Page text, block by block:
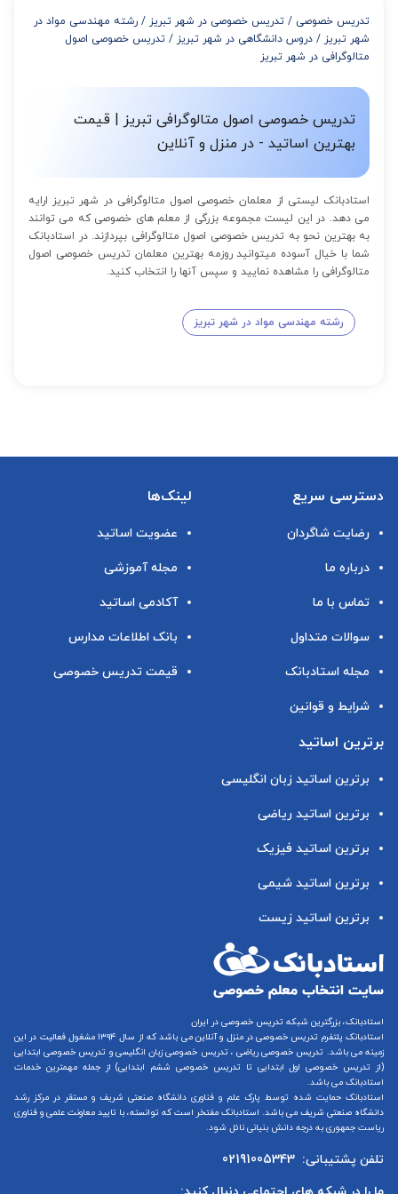
از 12 تا 15 جلسه: 7% تخفیف
از 16 تا 100 جلسه: 9% تخفیف
تدریس خصوصی / تدریس خصوصی در شهر تبریز / رشته مهندسی مواد در
شهر تبریز / دروس دانشگاهی در شهر تبریز / تدریس خصوصی اصول
متالوگرافی در شهر تبریز
تدریس خصوصی اصول متالوگرافی تبریز | قیمت
بهترین اساتید - در منزل و آنلاین
استادبانک لیستی از معلمان خصوصی اصول متالوگرافی در شهر تبریز ارایه
می دهد. در این لیست مجموعه بزرگی از معلم های خصوصی که می توانند
به بهترین نحو به تدریس خصوصی اصول متالوگرافی بپردازند. در استادبانک
شما با خیال آسوده میتوانید روزمه بهترین معلمان تدریس خصوصی اصول
متالوگرافی را مشاهده نمایید و سپس آنها را انتخاب کنید.
رشته مهندسی مواد در شهر تبریز
دسترسی سریع
رضایت شاگردان
درباره ما
تماس با ما
سوالات متداول
مجله استادبانک
شرایط و قوانین
لینک‌ها
عضویت اساتید
مجله آموزشی
آکادمی اساتید
بانک اطلاعات مدارس
قیمت تدریس خصوصی
برترین اساتید
برترین اساتید زبان انگلیسی
برترین اساتید ریاضی
برترین اساتید فیزیک
برترین اساتید شیمی
برترین اساتید زیست
استادبانک، بزرگترین شبکه تدریس خصوصی در ایران
استادبانک پلتفرم تدریس خصوصی در منزل و آنلاین
می باشد که از سال ۱۳۹۴ مشغول فعالیت در این
زمینه می باشد. تدریس خصوصی ریاضی ، تدریس خصوصی زبان انگلیسیو تدریس خصوصی ابتدایی
(از تدریس خصوصی اول ابتدایی تا تدریس خصوصی ششم ابتدایی) از جمله مهمترین خدمات
استادبانک می باشد.
استادبانک حمایت شده توسط پارک علم و فناوری دانشگاه صنعتی شریف و مستقر در مرکز رشد
دانشگاه صنعتی شریف می باشد. استادبانک مفتخر است که توانسته، با تایید معاونت علمی و فناوری
ریاست جمهوری به درجه دانش بنیانی نائل شود.
تلفن پشتیبانی: 02191005343